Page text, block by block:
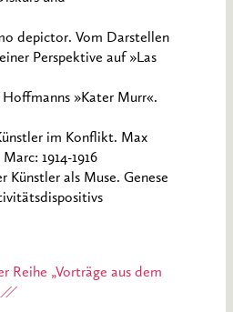
depictor. Vom Darstellen
Perspektive auf »Las
Hoffmanns »Kater Murr«.
im Konflikt. Max
1914-1916
Künstler als Muse. Genese
Reihe „Vorträge aus dem